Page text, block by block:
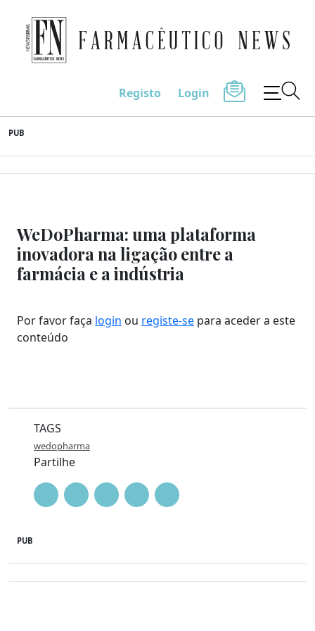
to
content
Farmacêutico News
Registo Login
PUB
WeDoPharma: uma plataforma
inovadora na ligação entre a
farmácia e a indústria
Por favor faça login ou registe-se para aceder a este
conteúdo
TAGS
wedopharma
Partilhe
PUB